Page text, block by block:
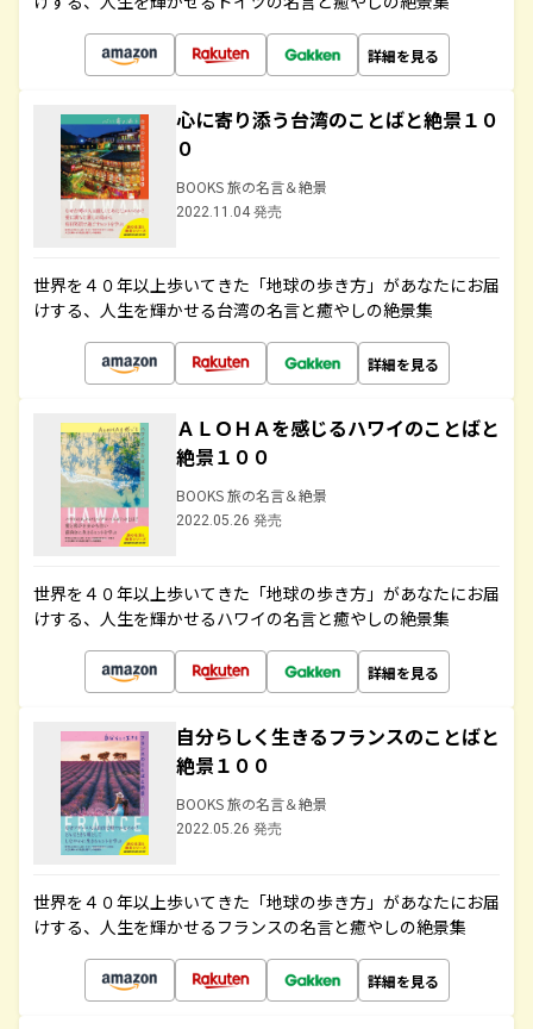
詳細を見る
心に寄り添う台湾のことばと絶景１０
０
BOOKS 旅の名言＆絶景
2022.11.04 発売
世界を４０年以上歩いてきた「地球の歩き方」があなたにお届
けする、人生を輝かせる台湾の名言と癒やしの絶景集
詳細を見る
ＡＬＯＨＡを感じるハワイのことばと
絶景１００
BOOKS 旅の名言＆絶景
2022.05.26 発売
世界を４０年以上歩いてきた「地球の歩き方」があなたにお届
けする、人生を輝かせるハワイの名言と癒やしの絶景集
詳細を見る
自分らしく生きるフランスのことばと
絶景１００
BOOKS 旅の名言＆絶景
2022.05.26 発売
世界を４０年以上歩いてきた「地球の歩き方」があなたにお届
けする、人生を輝かせるフランスの名言と癒やしの絶景集
詳細を見る